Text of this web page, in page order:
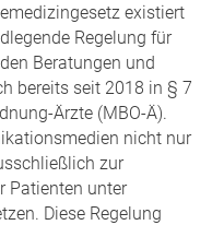
existiert
Regelung für
Beratungen und
bereits seit 2018 in § 7
Ärzte (MBO-Ä).
nicht nur
zur
Patienten unter
Diese Regelung